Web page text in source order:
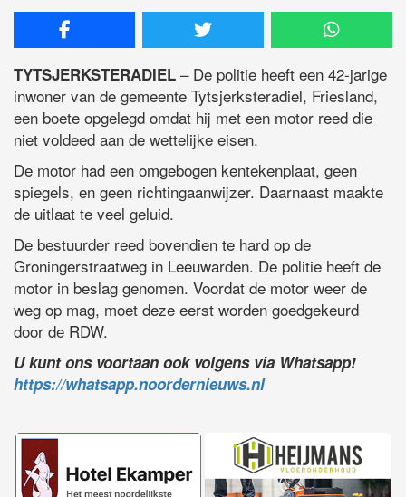
TYTSJERKSTERADIEL – De politie heeft een 42-jarige
inwoner van de gemeente Tytsjerksteradiel, Friesland,
een boete opgelegd omdat hij met een motor reed die
niet voldeed aan de wettelijke eisen.
De motor had een omgebogen kentekenplaat, geen
spiegels, en geen richtingaanwijzer. Daarnaast maakte
de uitlaat te veel geluid.
De bestuurder reed bovendien te hard op de
Groningerstraatweg in Leeuwarden. De politie heeft de
motor in beslag genomen. Voordat de motor weer de
weg op mag, moet deze eerst worden goedgekeurd
door de RDW.
U kunt ons voortaan ook volgens via Whatsapp!
https://whatsapp.noordernieuws.nl